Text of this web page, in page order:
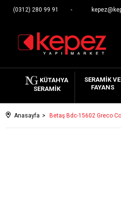
(0312) 280 99 91
KÜTAHYA
SERAMIK
SERAMIK VE
FAYANS
Anasayfa Betaş Bdc-15602 Greco